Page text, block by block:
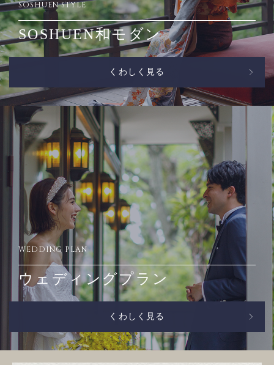
SOSHUEN STYLE
SOSHUEN和モダン
くわしく見る
WEDDING PLAN
ウェディングプラン
くわしく見る